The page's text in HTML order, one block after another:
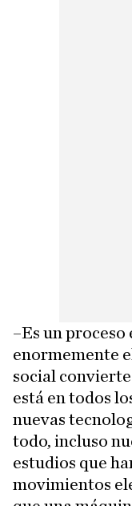
–Es un proceso
enormemente
social
está en todos
nuevas
todo, incluso
estudios que
movimientos